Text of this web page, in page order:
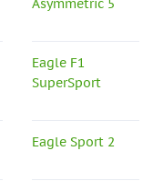
Asymmetric 5
Eagle F1
SuperSport
Eagle Sport 2